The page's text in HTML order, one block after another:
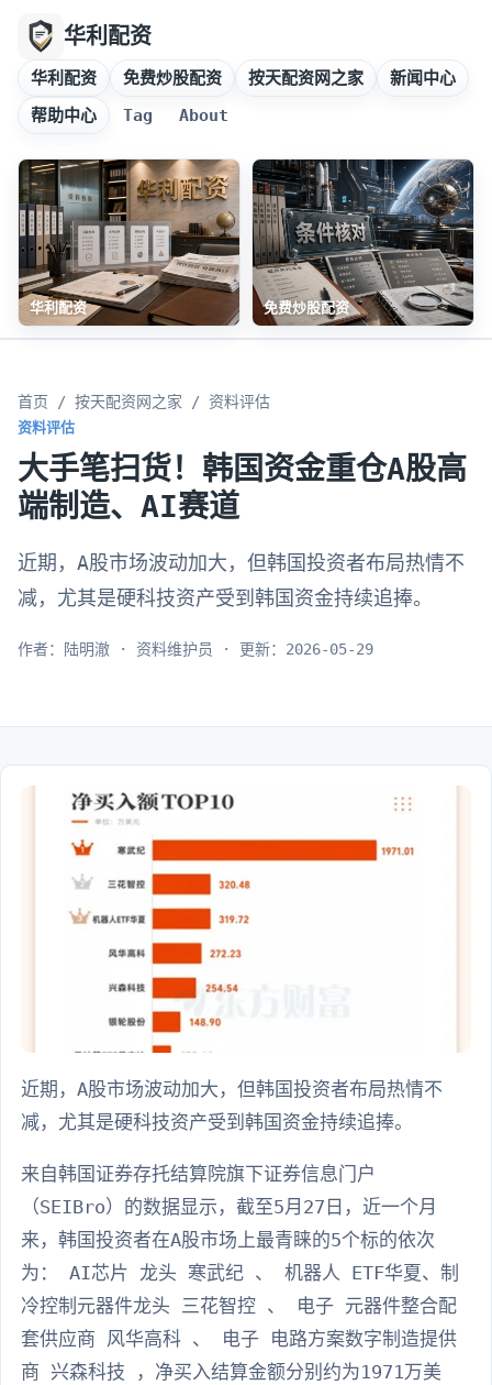
华利配资
华利配资 免费炒股配资 按天配资网之家
新闻中心
帮助中心
Tag About
华利配资 免费炒股配资
首页 / 按天配资网之家 / 资料评估
资料评估
大手笔扫货！韩国资金重仓A股高
端制造、AI赛道
近期，A股市场波动加大，但韩国投资者布局热情不
减，尤其是硬科技资产受到韩国资金持续追捧。
作者：陆明澈 · 资料维护员 · 更新：2026-05-29
近期，A股市场波动加大，但韩国投资者布局热情不
减，尤其是硬科技资产受到韩国资金持续追捧。
来自韩国证券存托结算院旗下证券信息门户
（SEIBro）的数据显示，截至5月27日，近一个月
来，韩国投资者在A股市场上最青睐的5个标的依次
为： AI芯片 龙头 寒武纪 、 机器人 ETF华夏、制
冷控制元器件龙头 三花智控 、 电子 元器件整合配
套供应商 风华高科 、 电子 电路方案数字制造提供
商 兴森科技 ，净买入结算金额分别约为1971万美